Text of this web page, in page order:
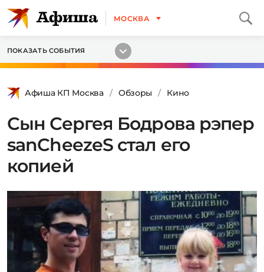
МОСКВА
ПОКАЗАТЬ СОБЫТИЯ
Афиша КП Москва Обзоры Кино
Сын Сергея Бодрова рэпер
sanCheezeS стал его
копией